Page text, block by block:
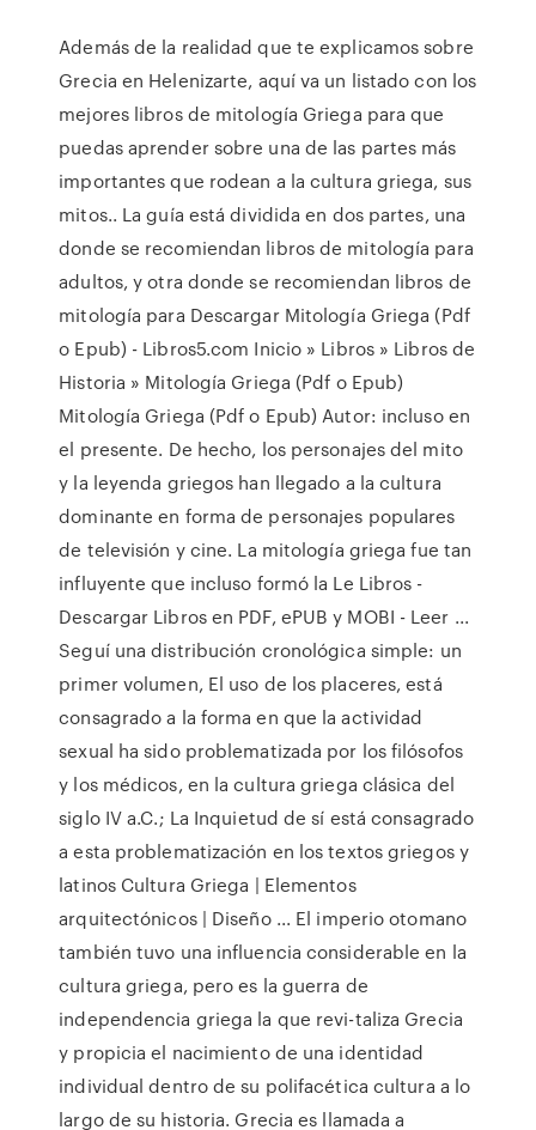
Además de la realidad que te explicamos sobre
Grecia en Helenizarte, aquí va un listado con los
mejores libros de mitología Griega para que
puedas aprender sobre una de las partes más
importantes que rodean a la cultura griega, sus
mitos.. La guía está dividida en dos partes, una
donde se recomiendan libros de mitología para
adultos, y otra donde se recomiendan libros de
mitología para Descargar Mitología Griega (Pdf
o Epub) - Libros5.com Inicio » Libros » Libros de
Historia » Mitología Griega (Pdf o Epub)
Mitología Griega (Pdf o Epub) Autor: incluso en
el presente. De hecho, los personajes del mito
y la leyenda griegos han llegado a la cultura
dominante en forma de personajes populares
de televisión y cine. La mitología griega fue tan
influyente que incluso formó la Le Libros -
Descargar Libros en PDF, ePUB y MOBI - Leer ...
Seguí una distribución cronológica simple: un
primer volumen, El uso de los placeres, está
consagrado a la forma en que la actividad
sexual ha sido problematizada por los filósofos
y los médicos, en la cultura griega clásica del
siglo IV a.C.; La Inquietud de sí está consagrado
a esta problematización en los textos griegos y
latinos Cultura Griega | Elementos
arquitectónicos | Diseño ... El imperio otomano
también tuvo una influencia considerable en la
cultura griega, pero es la guerra de
independencia griega la que revi-taliza Grecia
y propicia el nacimiento de una identidad
individual dentro de su polifacética cultura a lo
largo de su historia. Grecia es llamada a